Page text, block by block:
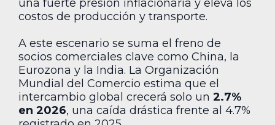
una fuerte presión inflacionaria y eleva los
costos de producción y transporte.
A este escenario se suma el freno de
socios comerciales clave como China, la
Eurozona y la India. La Organización
Mundial del Comercio estima que el
intercambio global crecerá solo un 2.7%
en 2026, una caída drástica frente al 4.7%